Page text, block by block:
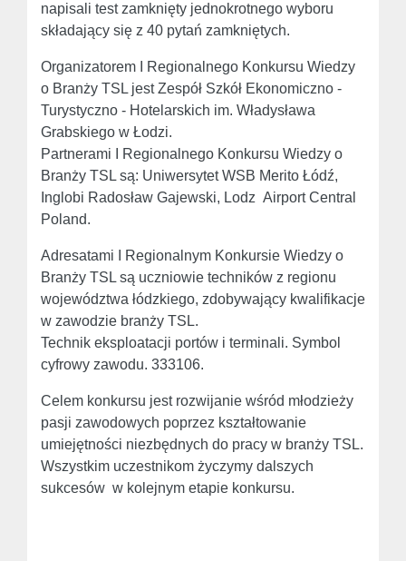
napisali test zamknięty jednokrotnego wyboru
składający się z 40 pytań zamkniętych.
Organizatorem I Regionalnego Konkursu Wiedzy
o Branży TSL jest Zespół Szkół Ekonomiczno -
Turystyczno - Hotelarskich im. Władysława
Grabskiego w Łodzi.
Partnerami I Regionalnego Konkursu Wiedzy o
Branży TSL są: Uniwersytet WSB Merito Łódź,
Inglobi Radosław Gajewski, Lodz Airport Central
Poland.
Adresatami I Regionalnym Konkursie Wiedzy o
Branży TSL są uczniowie techników z regionu
województwa łódzkiego, zdobywający kwalifikacje
w zawodzie branży TSL.
Technik eksploatacji portów i terminali. Symbol
cyfrowy zawodu. 333106.
Celem konkursu jest rozwijanie wśród młodzieży
pasji zawodowych poprzez kształtowanie
umiejętności niezbędnych do pracy w branży TSL.
Wszystkim uczestnikom życzymy dalszych
sukcesów w kolejnym etapie konkursu.